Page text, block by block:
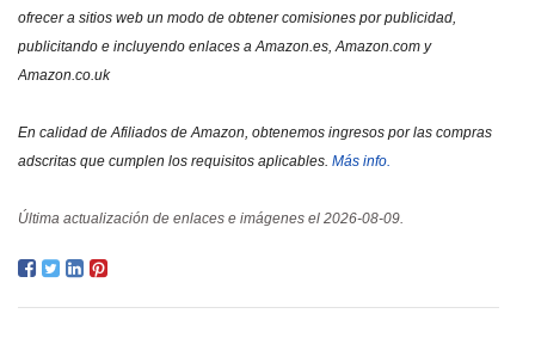
ofrecer a sitios web un modo de obtener comisiones por publicidad,
publicitando e incluyendo enlaces a Amazon.es, Amazon.com y
Amazon.co.uk
En calidad de Afiliados de Amazon, obtenemos ingresos por las compras
adscritas que cumplen los requisitos aplicables. Más info.
Última actualización de enlaces e imágenes el 2026-08-09.